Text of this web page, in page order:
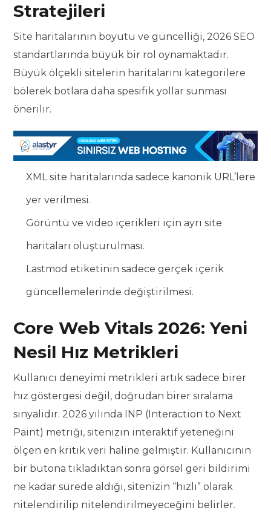
Stratejileri
Site haritalarının boyutu ve güncelliği, 2026 SEO
standartlarında büyük bir rol oynamaktadır.
Büyük ölçekli sitelerin haritalarını kategorilere
bölerek botlara daha spesifik yollar sunması
önerilir.
XML site haritalarında sadece kanonik URL’lere
yer verilmesi.
Görüntü ve video içerikleri için ayrı site
haritaları oluşturulması.
Lastmod etiketinin sadece gerçek içerik
güncellemelerinde değiştirilmesi.
Core Web Vitals 2026: Yeni
Nesil Hız Metrikleri
Kullanıcı deneyimi metrikleri artık sadece birer
hız göstergesi değil, doğrudan birer sıralama
sinyalidir. 2026 yılında INP (Interaction to Next
Paint) metriği, sitenizin interaktif yeteneğini
ölçen en kritik veri haline gelmiştir. Kullanıcının
bir butona tıkladıktan sonra görsel geri bildirimi
ne kadar sürede aldığı, sitenizin “hızlı” olarak
nitelendirilip nitelendirilmeyeceğini belirler.